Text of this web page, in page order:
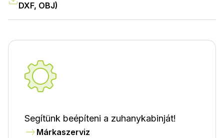
DXF, OBJ)
Segítünk beépíteni a zuhanykabinját!
Márkaszerviz